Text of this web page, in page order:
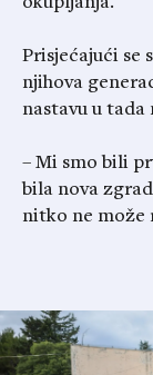
Prisjećajući se
njihova
nastavu u tada
– Mi smo bili
bila nova
nitko ne može